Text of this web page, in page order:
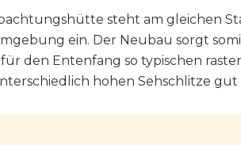
steht am gleichen
ein. Der Neubau sorgt
den Entenfang so typischen
hohen Sehschlitze